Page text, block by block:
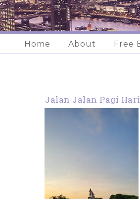
Home About Free
Jalan Jalan Pagi Hari